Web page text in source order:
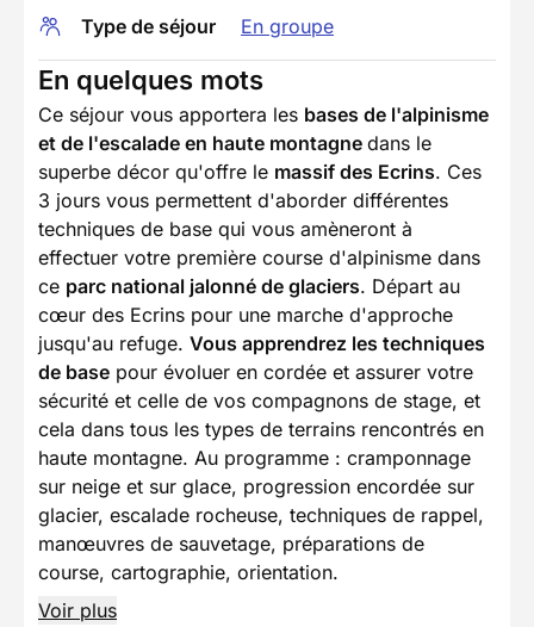
Type de séjour En groupe
En quelques mots
Ce séjour vous apportera les bases de l'alpinisme
et de l'escalade en haute montagne dans le
superbe décor qu'offre le massif des Ecrins. Ces
3 jours vous permettent d'aborder différentes
techniques de base qui vous amèneront à
effectuer votre première course d'alpinisme dans
ce parc national jalonné de glaciers. Départ au
cœur des Ecrins pour une marche d'approche
jusqu'au refuge. Vous apprendrez les techniques
de base pour évoluer en cordée et assurer votre
sécurité et celle de vos compagnons de stage, et
cela dans tous les types de terrains rencontrés en
haute montagne. Au programme : cramponnage
sur neige et sur glace, progression encordée sur
glacier, escalade rocheuse, techniques de rappel,
manœuvres de sauvetage, préparations de
course, cartographie, orientation.
Voir plus